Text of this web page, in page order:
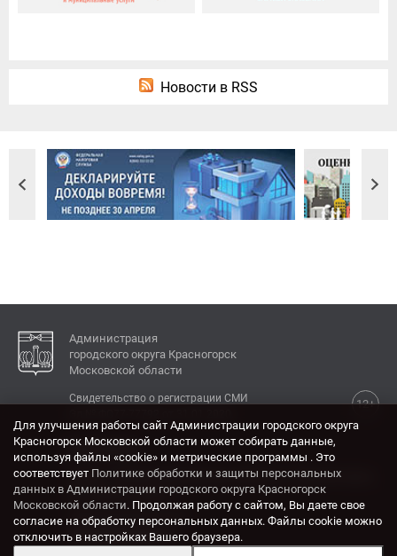
Новости в RSS
Администрация
городского округа Красногорск
Московской области
12+
Свидетельство о регистрации СМИ
КОНТАКТЫ
Адрес: 143404, Московская область, г. Красногорск,
ул. Ленина, дом 4.
Электронная почта:
krasrn@mosreg.ru
Для улучшения работы сайт Администрации городского округа
Красногорск Московской области может собирать данные,
используя файлы «cookie» и метрические программы . Это
соответствует Политике обработки и защиты персональных
данных в Администрации городского округа Красногорск
Московской области. Продолжая работу с сайтом, Вы даете свое
согласие на обработку персональных данных. Файлы cookie можно
отключить в настройках Вашего браузера.